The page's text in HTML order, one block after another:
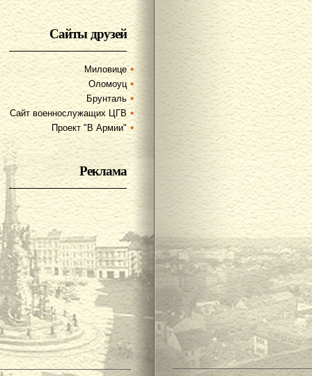
Сайты друзей
Миловице
Оломоуц
Брунталь
Сайт военнослужащих ЦГВ
Проект "В Армии"
Реклама